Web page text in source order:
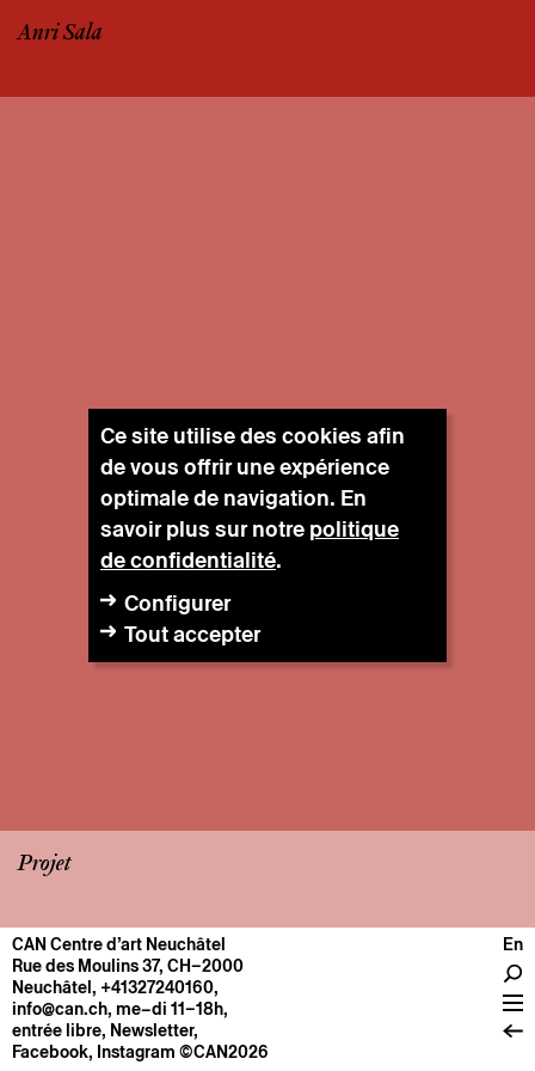
Anri Sala
Projet
CENTRE
Infos pratiques
Fonctionnement
À propos
CAN Centre d’art Neuchâtel
Rue des Moulins 37, CH–2000
Neuchâtel, +41327240160,
info@can.ch, me–di 11–18h,
entrée libre, Newsletter,
Facebook, Instagram ©CAN2026
En
Ce site utilise des cookies afin
de vous offrir une expérience
optimale de navigation. En
savoir plus sur notre politique
de confidentialité.
Configurer
Tout accepter